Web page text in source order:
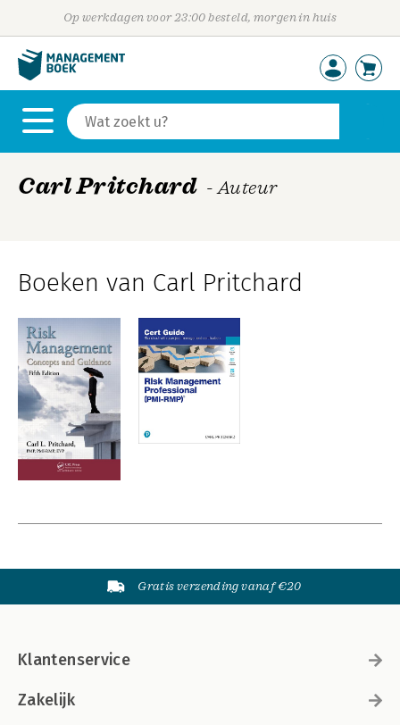
Op werkdagen voor 23:00 besteld, morgen in huis
Carl Pritchard - Auteur
Boeken van Carl Pritchard
Gratis verzending vanaf €20
Klantenservice
Zakelijk